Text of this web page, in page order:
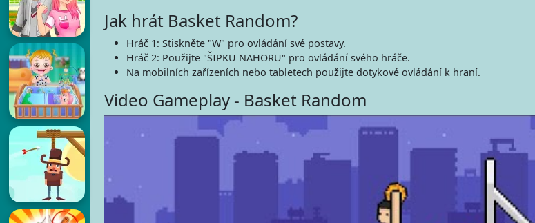
Jak hrát Basket Random?
Hráč 1: Stiskněte "W" pro ovládání své postavy.
Hráč 2: Použijte "ŠIPKU NAHORU" pro ovládání svého hráče.
Na mobilních zařízeních nebo tabletech použijte dotykové ovládání k hraní.
Video Gameplay - Basket Random